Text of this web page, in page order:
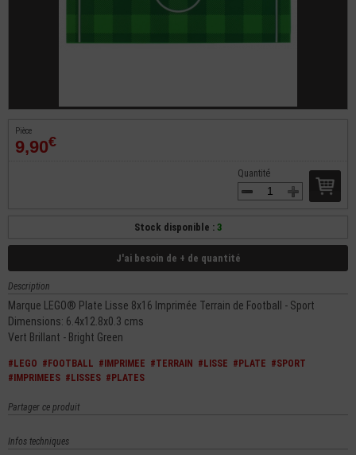
Pièce
9,90€
Quantité
Stock disponible : 3
J'ai besoin de + de quantité
Description
Marque LEGO® Plate Lisse 8x16 Imprimée Terrain de Football - Sport
Dimensions: 6.4x12.8x0.3 cms
Vert Brillant - Bright Green
#LEGO #FOOTBALL #IMPRIMEE #TERRAIN #LISSE #PLATE #SPORT
#IMPRIMEES #LISSES #PLATES
Partager ce produit
Infos techniques